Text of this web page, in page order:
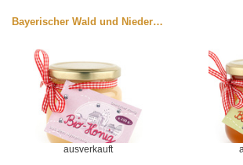
Bayerischer Wald und Niederbayern
ausverkauft